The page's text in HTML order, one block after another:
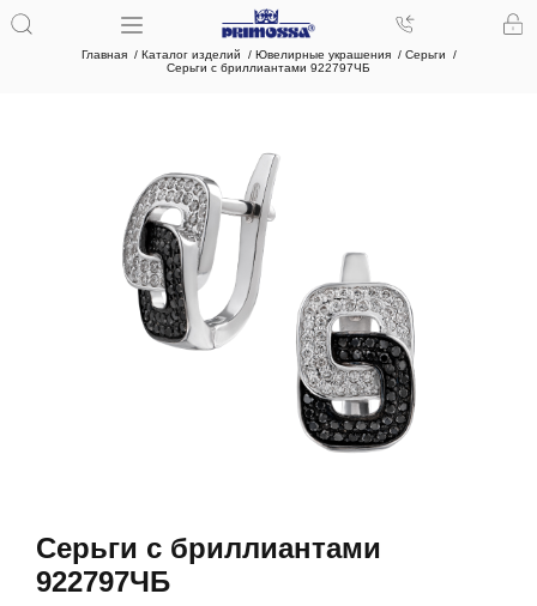
Главная Каталог изделий Ювелирные украшения
Серьги
Серьги с бриллиантами 922797ЧБ
Серьги с бриллиантами
922797ЧБ